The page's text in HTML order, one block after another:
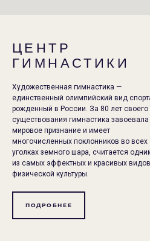
ЦЕНТР
ГИМНАСТИКИ
Художественная гимнастика —
единственный олимпийский вид
рожденный в России. За 80 лет своего
существования гимнастика завоевала
мировое признание и имеет
многочисленных поклонников во всех
уголках земного шара, считается
из самых эффектных и красивых видов
физической культуры.
ПОДРОБНЕЕ